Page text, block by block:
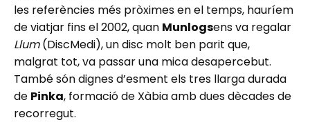
les referències més pròximes en el temps, hauríem
de viatjar fins el 2002, quan Munlogsens va regalar
Llum(DiscMedi), un disc molt ben parit que,
malgrat tot, va passar una mica desapercebut.
També són dignes d’esment els tres llarga durada
de Pinka, formació de Xàbia amb dues dècades de
recorregut.